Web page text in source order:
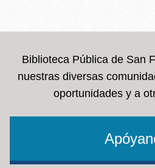
navegación
Biblioteca Pública de San
nuestras diversas
oportunidades y a